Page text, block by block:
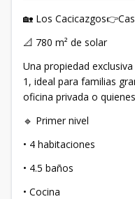
🏡 Los
📐 780 m² de solar
Una propiedad
1, ideal para familias
oficina privada o
🔹 Primer nivel
• 4 habitaciones
• 4.5 baños
• Cocina